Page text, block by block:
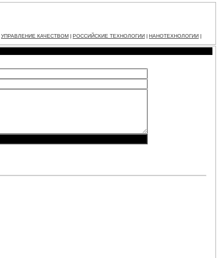
УПРАВЛЕНИЕ КАЧЕСТВОМ РОССИЙСКИЕ ТЕХНОЛОГИИ НАНОТЕХНОЛОГИИ